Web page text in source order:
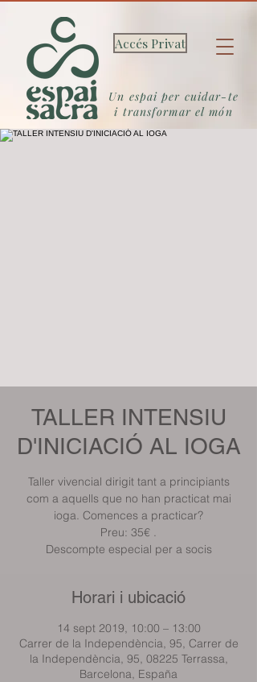
Accés Privat
Un espai per cuidar-te
i transformar el món
TALLER INTENSIU
D'INICIACIÓ AL IOGA
Taller vivencial dirigit tant a principiants
com a aquells que no han practicat mai
ioga. Comences a practicar?
Preu: 35€ .
Descompte especial per a socis
Horari i ubicació
14 sept 2019, 10:00 – 13:00
Carrer de la Independència, 95, Carrer de
la Independència, 95, 08225 Terrassa,
Barcelona, España